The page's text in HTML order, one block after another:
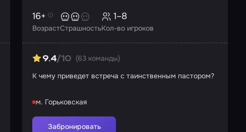
Возраст
16+
СтрашностьКол-во игроков
1–8
9.4/10 (63 команды)
К чему приведет встреча с таинственным пастором?
м. Горьковская
Забронировать